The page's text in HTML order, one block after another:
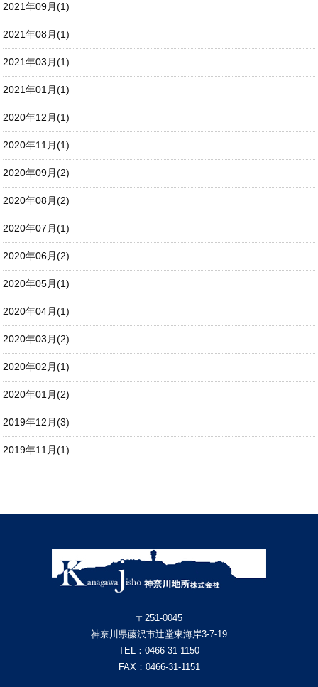
2021年09月(1)
2021年08月(1)
2021年03月(1)
2021年01月(1)
2020年12月(1)
2020年11月(1)
2020年09月(2)
2020年08月(2)
2020年07月(1)
2020年06月(2)
2020年05月(1)
2020年04月(1)
2020年03月(2)
2020年02月(1)
2020年01月(2)
2019年12月(3)
2019年11月(1)
〒251-0045
神奈川県藤沢市辻堂東海岸3-7-19
TEL： 0466-31-1150
FAX：0466-31-1151